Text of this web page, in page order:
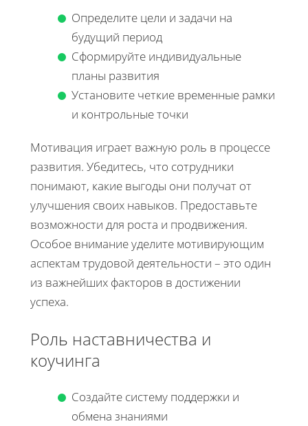
Определите цели и задачи на
будущий период
Сформируйте индивидуальные
планы развития
Установите четкие временные рамки
и контрольные точки
Мотивация играет важную роль в процессе
развития. Убедитесь, что сотрудники
понимают, какие выгоды они получат от
улучшения своих навыков. Предоставьте
возможности для роста и продвижения.
Особое внимание уделите мотивирующим
аспектам трудовой деятельности – это один
из важнейших факторов в достижении
успеха.
Роль наставничества и
коучинга
Создайте систему поддержки и
обмена знаниями